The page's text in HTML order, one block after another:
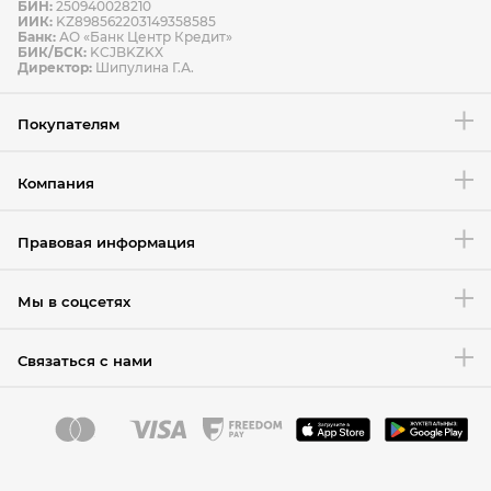
Условия возврата товара
БИН: 250940028210
ИИК: KZ898562203149358585
Банк: АО «Банк Центр Кредит»
БИК/БСК: KCJBKZKX
Директор: Шипулина Г.А.
Покупателям
Компания
Правовая информация
Мы в соцсетях
Связаться с нами